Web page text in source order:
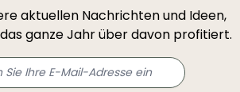
aktuellen Nachrichten und Ideen,
ganze Jahr über davon profitiert.